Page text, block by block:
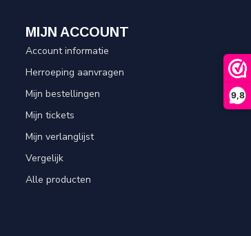
9,8
MIJN ACCOUNT
Account informatie
Herroeping aanvragen
Mijn bestellingen
Mijn tickets
Mijn verlanglijst
Vergelijk
Alle producten